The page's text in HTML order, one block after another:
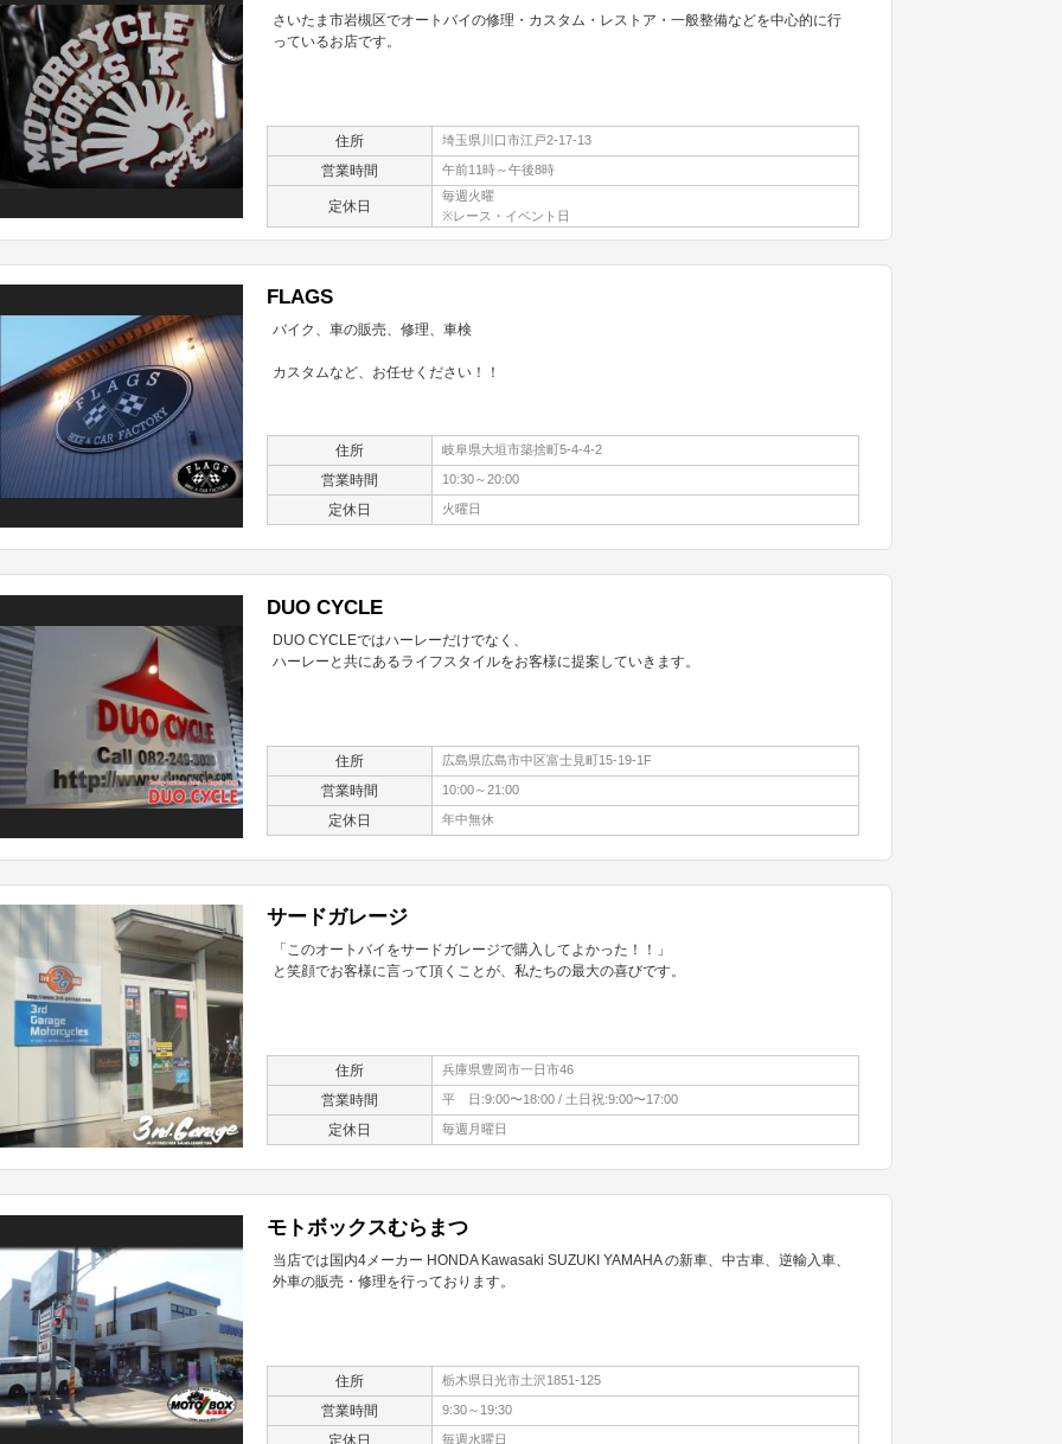
さいたま市岩槻区でオートバイの修理・カスタム・レストア・一般整備などを中心的に行
っているお店です。
住所 埼玉県川口市江戸2-17-13
営業時間 午前11時～午後8時
定休日
毎週火曜
※レース・イベント日
FLAGS
バイク、車の販売、修理、車検
カスタムなど、お任せください！！
住所 岐阜県大垣市築捨町5-4-4-2
営業時間 10:30～20:00
定休日 火曜日
DUO CYCLE
DUO CYCLEではハーレーだけでなく、
ハーレーと共にあるライフスタイルをお客様に提案していきます。
住所 広島県広島市中区富士見町15-19-1F
営業時間 10:00～21:00
定休日 年中無休
サードガレージ
「このオートバイをサードガレージで購入してよかった！！」
と笑顔でお客様に言って頂くことが、私たちの最大の喜びです。
住所 兵庫県豊岡市一日市46
営業時間 平 日:9:00〜18:00 / 土日祝:9:00〜17:00
定休日 毎週月曜日
モトボックスむらまつ
当店では国内4メーカー HONDA Kawasaki SUZUKI YAMAHA の新車、中古車、逆輸入車、
外車の販売・修理を行っております。
住所 栃木県日光市土沢1851-125
営業時間 9:30～19:30
定休日 毎週水曜日